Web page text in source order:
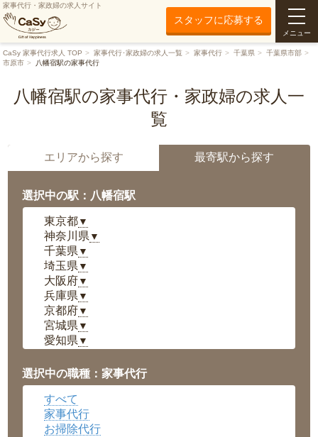
家事代行・家政婦の求人サイト
スタッフに応募する
メニュー
CaSy 家事代行求人 TOP 家事代行･家政婦の求人一覧 家事代行 千葉県
千葉県市部
市原市
八幡宿駅の家事代行
八幡宿駅の家事代行・家政婦の求人一
覧
エリアから探す 最寄駅から探す
選択中の駅：八幡宿駅
東京都▼
神奈川県 ▼
千葉県 ▼
埼玉県 ▼
大阪府▼
兵庫県 ▼
京都府▼
宮城県 ▼
愛知県 ▼
岡山県▼
広島県▼
沖縄県
選択中の職種：家事代行
すべて
家事代行
お掃除代行